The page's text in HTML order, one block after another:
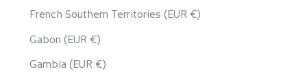
French Southern Territories (EUR €)
Gabon (EUR €)
Gambia (EUR €)